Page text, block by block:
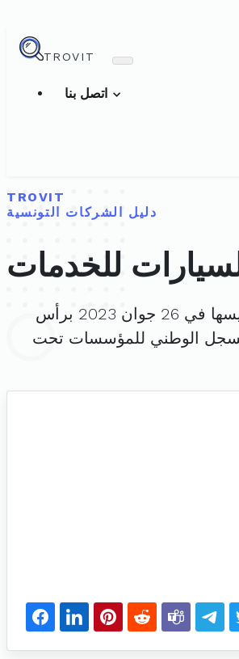
TROVIT
TROVIT
دليل الشركات التونسية
للخدمات
. تم تأسيسها في 26 جوان 2023 برأس
الوطني للمؤسسات تحت